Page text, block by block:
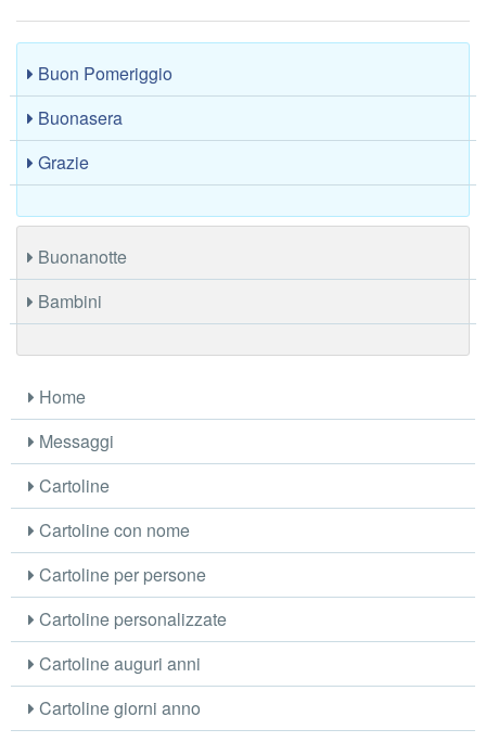
Buon Pomeriggio
Buonasera
Grazie
Buonanotte
Bambini
Home
Messaggi
Cartoline
Cartoline con nome
Cartoline per persone
Cartoline personalizzate
Cartoline auguri anni
Cartoline giorni anno